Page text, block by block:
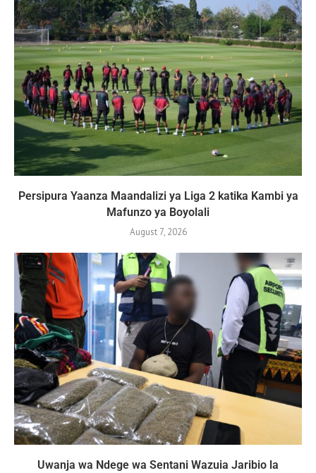
Persipura Yaanza Maandalizi ya Liga 2 katika Kambi ya
Mafunzo ya Boyolali
August 7, 2026
Uwanja wa Ndege wa Sentani Wazuia Jaribio la